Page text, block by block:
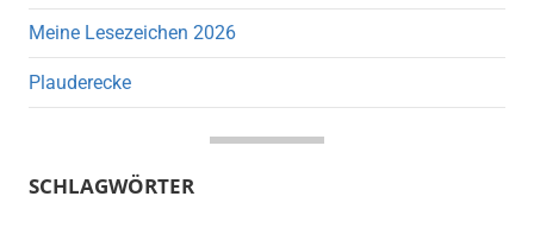
Meine Lesezeichen 2026
Plauderecke
SCHLAGWÖRTER